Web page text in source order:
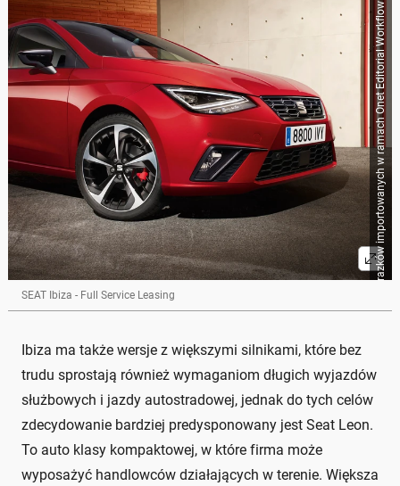
Źródło zbiorcze dla obrazków importowanych w ramach Onet Editorial Workflow
SEAT Ibiza - Full Service Leasing
Ibiza ma także wersje z większymi silnikami, które bez
trudu sprostają również wymaganiom długich wyjazdów
służbowych i jazdy autostradowej, jednak do tych celów
zdecydowanie bardziej predysponowany jest Seat Leon.
To auto klasy kompaktowej, w które firma może
wyposażyć handlowców działających w terenie. Większa